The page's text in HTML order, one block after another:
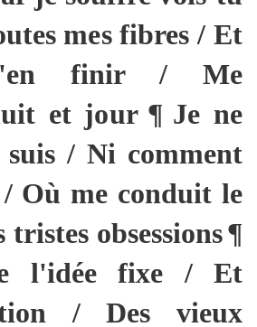
mes fibres / Et
finir / Me
et jour ¶ Je ne
/ Ni comment
/ Où me conduit le
tristes obsessions¶
l'idée fixe / Et
/ Des vieux